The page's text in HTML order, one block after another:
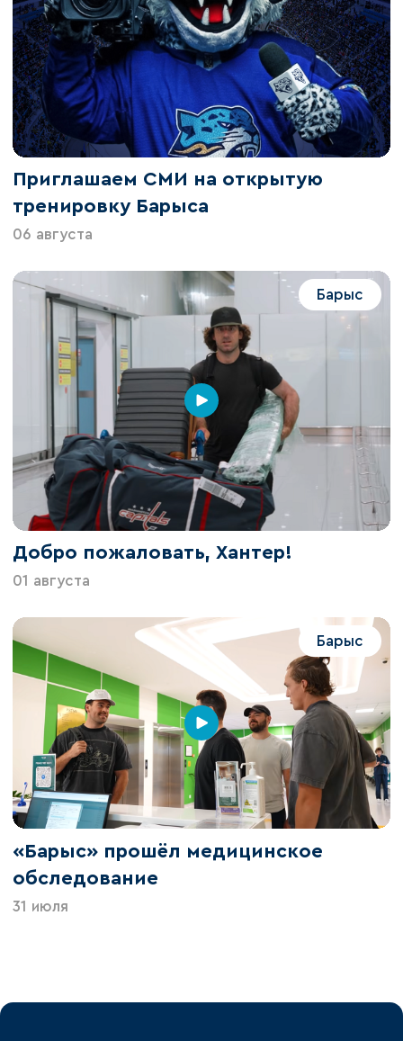
Приглашаем СМИ на открытую
тренировку Барыса
06 августа
Барыс
Добро пожаловать, Хантер!
01 августа
Барыс
«Барыс» прошёл медицинское
обследование
31 июля